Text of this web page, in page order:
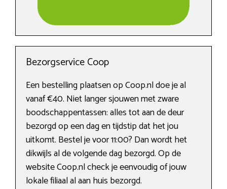
Bezorgservice Coop
Een bestelling plaatsen op Coop.nl doe je al
vanaf €40. Niet langer sjouwen met zware
boodschappentassen: alles tot aan de deur
bezorgd op een dag en tijdstip dat het jou
uitkomt. Bestel je voor 11:00? Dan wordt het
dikwijls al de volgende dag bezorgd. Op de
website Coop.nl check je eenvoudig of jouw
lokale filiaal al aan huis bezorgd.